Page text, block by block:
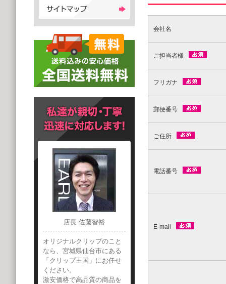
会社名
ご担当者様
フリガナ
郵便番号
ご住所
電話番号
E-mail
店長 佐藤智裕
オリジナルクリップのこと
なら、宮城県仙台市にある
「クリップ王国」にお任せ
ください。
激安価格で高品質の商品を